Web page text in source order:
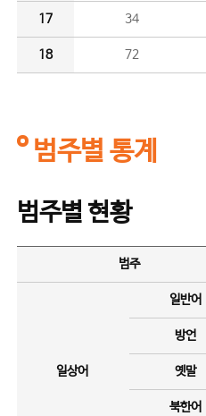
17 34
18 72
범주별 통계
범주별 현황
범주
일상어
일반어
방언
옛말
북한어